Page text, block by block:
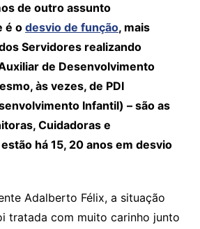
de outro assunto
é o desvio de função, mais
Servidores realizando
de Desenvolvimento
às vezes, de PDI
Infantil) – são as
Cuidadoras e
há 15, 20 anos em desvio
Adalberto Félix, a situação
tratada com muito carinho junto